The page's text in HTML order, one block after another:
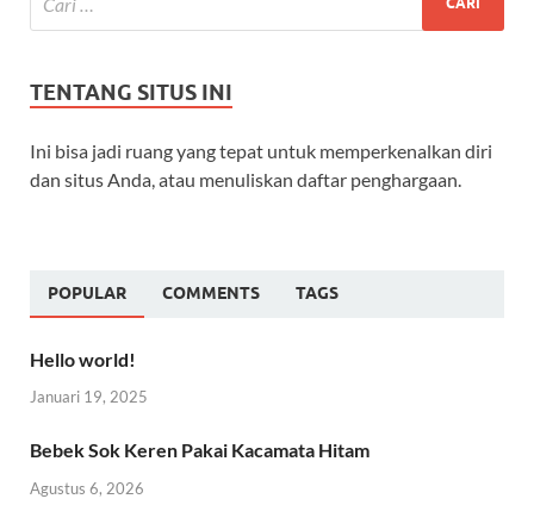
TENTANG SITUS INI
Ini bisa jadi ruang yang tepat untuk memperkenalkan diri
dan situs Anda, atau menuliskan daftar penghargaan.
POPULAR COMMENTS TAGS
Hello world!
Januari 19, 2025
Bebek Sok Keren Pakai Kacamata Hitam
Agustus 6, 2026